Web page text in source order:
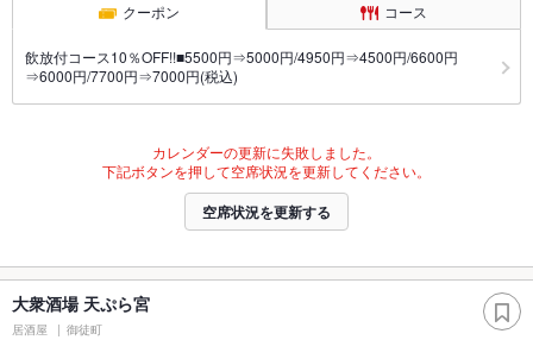
クーポン コース
飲放付コース10％OFF!!■5500円⇒5000円/4950円⇒4500円/6600円
⇒6000円/7700円⇒7000円(税込)
カレンダーの更新に失敗しました。
下記ボタンを押して空席状況を更新してください。
空席状況を更新する
大衆酒場 天ぷら宮
居酒屋 御徒町